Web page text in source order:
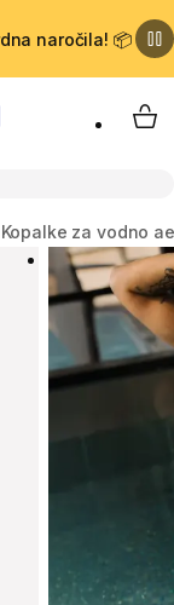
naročila! 📦
Kopalke za vodno